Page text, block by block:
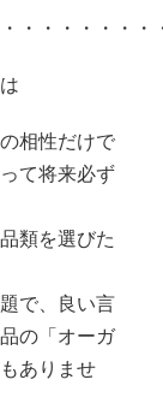
・・・・・・・
相性だけで
て将来必ず
類を選びた
で、良い言
の「オーガ
ありませ